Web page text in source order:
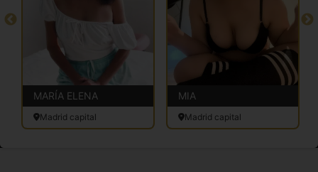
MARÍA ELENA
Madrid capital
MIA
Madrid capital